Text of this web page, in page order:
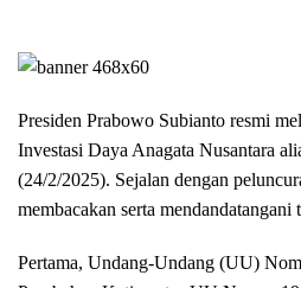
Presiden Prabowo Subianto resmi
Investasi Daya Anagata Nusantara
(24/2/2025). Sejalan dengan
membacakan serta mendandatangani
Pertama, Undang-Undang (UU)